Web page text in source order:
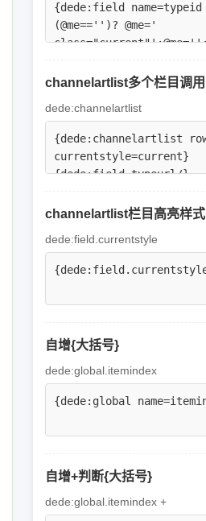
channelartlist多个栏目调用
dede:channelartlist
channelartlist栏目高亮样式
dede:field.currentstyle
自增{大括号}
dede:global.itemindex
自增+判断{大括号}
dede:global.itemindex +